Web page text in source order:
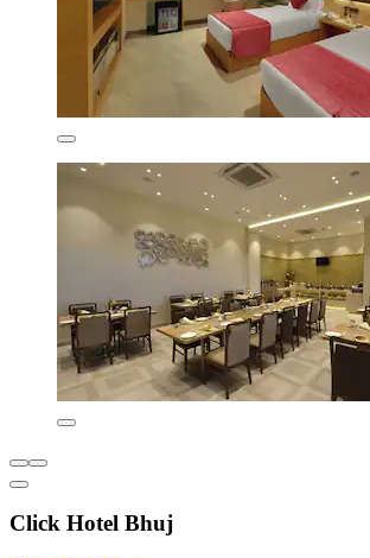
Click Hotel Bhuj